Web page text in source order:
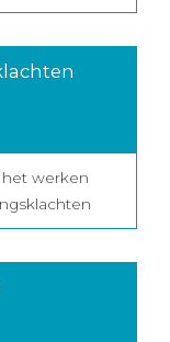
werken